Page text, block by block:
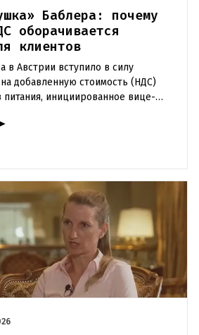
Баблера: почему
оборачивается
клиентов
в Австрии вступило в силу
добавленную стоимость (НДС)
питания, инициированное вице-